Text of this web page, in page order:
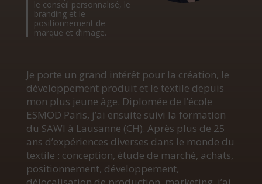
le conseil personnalisé, le
branding et le
positionnement de
marque et d’image.
Je porte un grand intérêt pour la création, le
développement produit et le textile depuis
mon plus jeune âge. Diplomée de l’école
ESMOD Paris, j’ai ensuite suivi la formation
du SAWI à Lausanne (CH). Après plus de 25
ans d’expériences diverses dans le monde du
textile : conception, étude de marché, achats,
positionnement, développement,